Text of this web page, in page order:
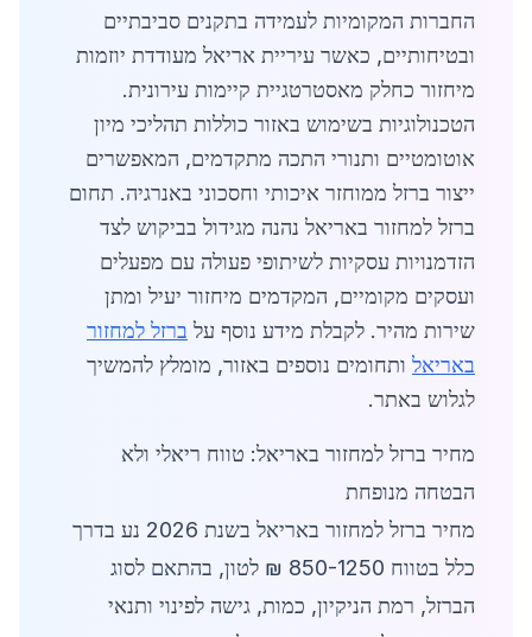
החברות המקומיות לעמידה בתקנים סביבתיים
ובטיחותיים, כאשר עיריית אריאל מעודדת יוזמות
מיחזור כחלק מאסטרטגיית קיימות עירונית.
הטכנולוגיות בשימוש באזור כוללות תהליכי מיון
אוטומטיים ותנורי התכה מתקדמים, המאפשרים
ייצור ברזל ממוחזר איכותי וחסכוני באנרגיה. תחום
ברזל למחזור באריאל נהנה מגידול בביקוש לצד
הזדמנויות עסקיות לשיתופי פעולה עם מפעלים
ועסקים מקומיים, המקדמים מיחזור יעיל ומתן
שירות מהיר. לקבלת מידע נוסף על ברזל למחזור
באריאל ותחומים נוספים באזור, מומלץ להמשיך
לגלוש באתר.
מחיר ברזל למחזור באריאל: טווח ריאלי ולא
הבטחה מנופחת
מחיר ברזל למחזור באריאל בשנת 2026 נע בדרך
כלל בטווח 850-1250 ₪ לטון, בהתאם לסוג
הברזל, רמת הניקיון, כמות, גישה לפינוי ותנאי